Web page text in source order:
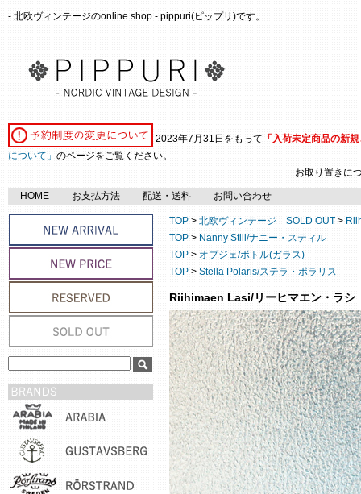
- 北欧ヴィンテージのonline shop - pippuri(ピップリ)です。
2023年7月31日をもって 「入荷未定商品の新
について」 のページをご覧ください。
お取り置きに
HOME お支払方法 配送・送料 お問い合わせ
TOP > 北欧ヴィンテージ SOLD OUT >
TOP > Nanny Still/ナニー・スティル
TOP > オブジェ/ボトル(ガラス)
TOP > Stella Polaris/ステラ・ポラリス
Riihimaen Lasi/リーヒマエン・ラ